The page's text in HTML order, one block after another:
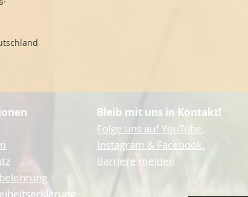
Bleib mit uns in Kontakt!
Folge uns auf YouTube,
Instagram & Facebook.
Barriere melden